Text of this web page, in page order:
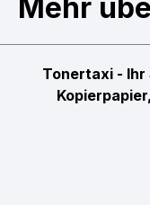
Mehr
Tonertaxi -